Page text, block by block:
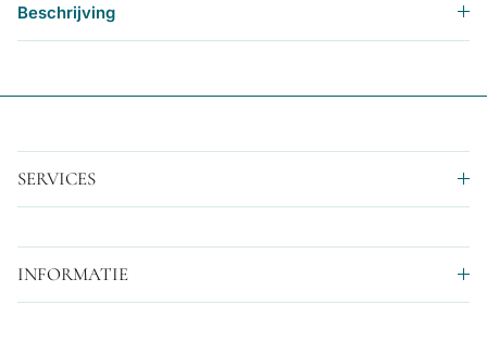
Beschrijving
SERVICES
INFORMATIE